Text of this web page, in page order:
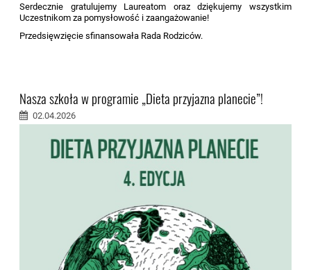
Serdecznie gratulujemy Laureatom oraz dziękujemy wszystkim
Uczestnikom za pomysłowość i zaangażowanie!
Przedsięwzięcie sfinansowała Rada Rodziców.
Nasza szkoła w programie „Dieta przyjazna planecie”!
02.04.2026